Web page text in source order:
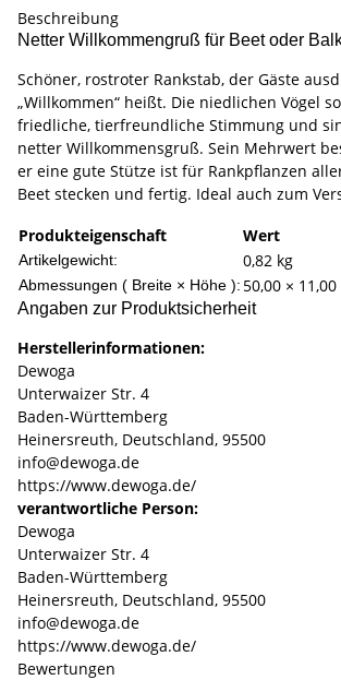
Beschreibung
Netter Willkommengruß für Beet oder
Schöner, rostroter Rankstab, der Gäste
„Willkommen“ heißt. Die niedlichen Vögel
friedliche, tierfreundliche Stimmung und
netter Willkommensgruß. Sein Mehrwert
er eine gute Stütze ist für Rankpflanzen
Beet stecken und fertig. Ideal auch zum
Produkteigenschaft
Wert
Artikelgewicht: 0,82 kg
Abmessungen ( Breite × Höhe ): 50,00 × 11,00
Angaben zur Produktsicherheit
Herstellerinformationen:
Dewoga
Unterwaizer Str. 4
Baden-Württemberg
Heinersreuth, Deutschland, 95500
info@dewoga.de
https://www.dewoga.de/
verantwortliche Person:
Dewoga
Unterwaizer Str. 4
Baden-Württemberg
Heinersreuth, Deutschland, 95500
info@dewoga.de
https://www.dewoga.de/
Bewertungen